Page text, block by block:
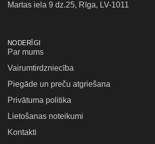
Martas iela 9 dz.25, Rīga, LV-1011
NODERĪGI
Par mums
Vairumtirdzniecība
Piegāde un preču atgriešana
Privātuma politika
Lietošanas noteikumi
Kontakti